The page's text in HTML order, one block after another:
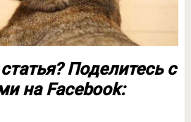
Поделитесь с
на Facebook: